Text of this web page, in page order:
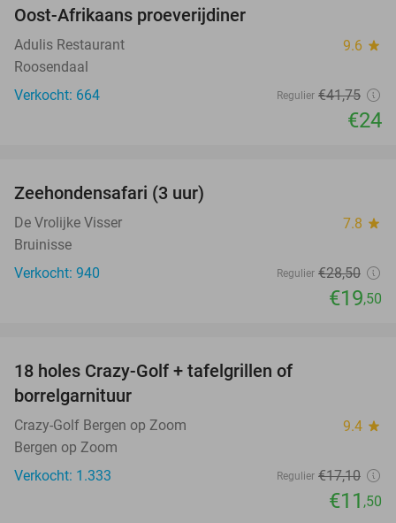
Oost-Afrikaans proeverijdiner
Adulis Restaurant 9.6 star
Roosendaal
Verkocht: 664
Regulier €41,75
€24
Zeehondensafari (3 uur)
De Vrolijke Visser 7.8 star
Bruinisse
Verkocht: 940
Regulier €28,50
€19,50
18 holes Crazy-Golf + tafelgrillen of
borrelgarnituur
Crazy-Golf Bergen op Zoom 9.4 star
Bergen op Zoom
Verkocht: 1.333
Regulier €17,10
€11 ,50